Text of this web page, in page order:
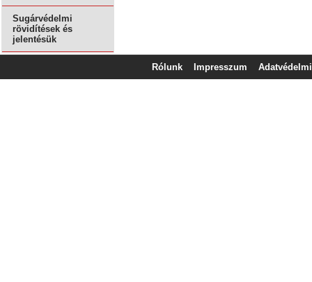
Sugárvédelmi
rövidítések és
jelentésük
Rólunk Impresszum